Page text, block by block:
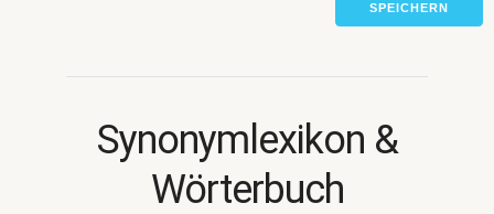
SPEICHERN
Synonymlexikon &
Wörterbuch